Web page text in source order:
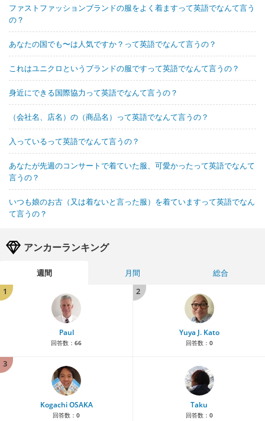
ファストファッションブランドの服をよく着ますって英語でなんて言う
の？
あなたの国でも〜は人気ですか？って英語でなんて言うの？
これはユニクロというブランドの服ですって英語でなんて言うの？
身近にできる国際協力って英語でなんて言うの？
（会社名、店名）の（商品名）って英語でなんて言うの？
入っているって英語でなんて言うの？
あなたが先週のコンサートで着ていた服、可愛かったって英語でなんて
言うの？
いつも娘のお古（又は着ないと言った服）を着ていますって英語でなん
て言うの？
アンカーランキング
週間 月間
総合
1
Paul
回答数： 66
2
Yuya J. Kato
回答数： 0
3
Kogachi OSAKA
回答数： 0
Taku
回答数： 0